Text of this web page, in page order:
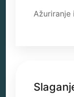
Ažuriranje